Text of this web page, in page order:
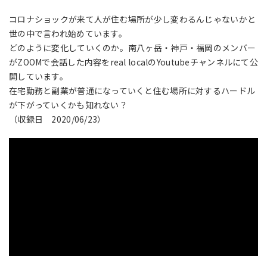
コロナショックが来て人が住む場所が少し変わるんじゃないかと
世の中で言われ始めています。
どのように変化していくのか。南八ヶ岳・神戸・福岡のメンバー
がZOOMで会話した内容をreal localのYoutubeチャンネルにて公
開しています。
在宅勤務と副業が普通になっていくと住む場所に対するハードル
が下がっていくかも知れない？
（収録日 2020/06/23）